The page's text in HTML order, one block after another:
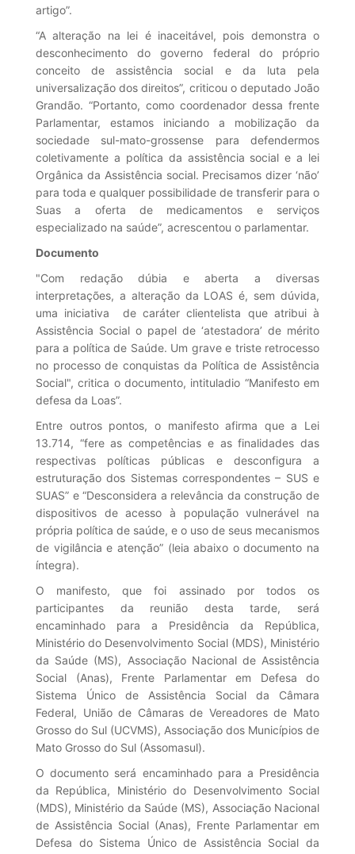
artigo”.
“A alteração na lei é inaceitável, pois demonstra o
desconhecimento do governo federal do próprio
conceito de assistência social e da luta pela
universalização dos direitos”, criticou o deputado João
Grandão. “Portanto, como coordenador dessa frente
Parlamentar, estamos iniciando a mobilização da
sociedade sul-mato-grossense para defendermos
coletivamente a política da assistência social e a lei
Orgânica da Assistência social. Precisamos dizer ‘não’
para toda e qualquer possibilidade de transferir para o
Suas a oferta de medicamentos e serviços
especializado na saúde”, acrescentou o parlamentar.
Documento
"Com redação dúbia e aberta a diversas
interpretações, a alteração da LOAS é, sem dúvida,
uma iniciativa de caráter clientelista que atribui à
Assistência Social o papel de ‘atestadora’ de mérito
para a política de Saúde. Um grave e triste retrocesso
no processo de conquistas da Política de Assistência
Social", critica o documento, intituladio “Manifesto em
defesa da Loas”.
Entre outros pontos, o manifesto afirma que a Lei
13.714, “fere as competências e as finalidades das
respectivas políticas públicas e desconfigura a
estruturação dos Sistemas correspondentes – SUS e
SUAS” e “Desconsidera a relevância da construção de
dispositivos de acesso à população vulnerável na
própria política de saúde, e o uso de seus mecanismos
de vigilância e atenção” (leia abaixo o documento na
íntegra).
O manifesto, que foi assinado por todos os
participantes da reunião desta tarde, será
encaminhado para a Presidência da República,
Ministério do Desenvolvimento Social (MDS), Ministério
da Saúde (MS), Associação Nacional de Assistência
Social (Anas), Frente Parlamentar em Defesa do
Sistema Único de Assistência Social da Câmara
Federal, União de Câmaras de Vereadores de Mato
Grosso do Sul (UCVMS), Associação dos Municípios de
Mato Grosso do Sul (Assomasul).
O documento será encaminhado para a Presidência
da República, Ministério do Desenvolvimento Social
(MDS), Ministério da Saúde (MS), Associação Nacional
de Assistência Social (Anas), Frente Parlamentar em
Defesa do Sistema Único de Assistência Social da